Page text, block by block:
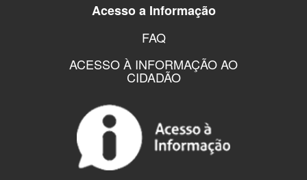
Acesso a Informação
FAQ
ACESSO À INFORMAÇÃO AO
CIDADÃO